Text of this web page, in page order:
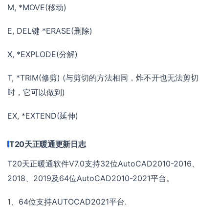
M, *MOVE(移动)
E, DEL键 *ERASE(删除)
X, *EXPLODE(分解)
T, *TRIM(修剪) (与剪切的方法相同，炸不开也无法剪切
时，它可以做到)
EX, *EXTEND(延伸)
T20天正暖通更新日志
T20天正暖通软件V7.0支持32位AutoCAD2010-2016、
2018、2019及64位AutoCAD2010-2021平台。
1、64位支持AUTOCAD2021平台.